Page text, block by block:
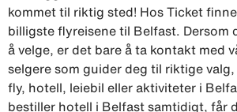
kommet til riktig sted! Hos Ticket
billigste flyreisene til Belfast. Dersom
å velge, er det bare å ta kontakt med
selgere som guider deg til riktige
fly, hotell, leiebil eller aktiviteter i
bestiller hotell i Belfast samtidigt, får